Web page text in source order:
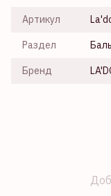
Артикул
Раздел
Бренд